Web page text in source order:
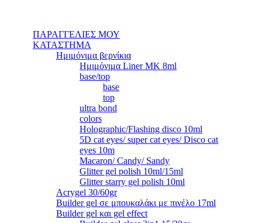
ΠΑΡΑΓΓΕΛΙΕΣ ΜΟΥ
ΚΑΤΑΣΤΗΜΑ
Ημιμόνιμα βερνίκια
Ημιμόνιμα Liner ΜΚ 8ml
base/top
base
top
ultra bond
colors
Holographic/Flashing disco 10ml
5D cat eyes/ super cat eyes/ Disco cat
eyes 10m
Macaron/ Candy/ Sandy
Glitter gel polish 10ml/15ml
Glitter starry gel polish 10ml
Acrygel 30/60gr
Builder gel σε μπουκαλάκι με πινέλο 17ml
Builder gel και gel effect